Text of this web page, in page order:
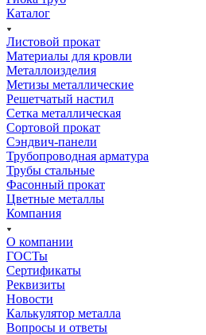
Каталог
Листовой прокат
Материалы для кровли
Металлоизделия
Метизы металлические
Решетчатый настил
Сетка металлическая
Сортовой прокат
Сэндвич-панели
Трубопроводная арматура
Трубы стальные
Фасонный прокат
Цветные металлы
Компания
О компании
ГОСТы
Сертификаты
Реквизиты
Новости
Калькулятор металла
Вопросы и ответы